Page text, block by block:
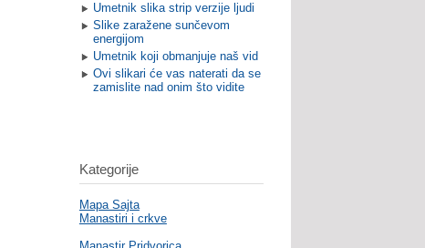
Umetnik slika strip verzije ljudi
Slike zaražene sunčevom
energijom
Umetnik koji obmanjuje naš vid
Ovi slikari će vas naterati da se
zamislite nad onim što vidite
Kategorije
Mapa Sajta
Manastiri i crkve